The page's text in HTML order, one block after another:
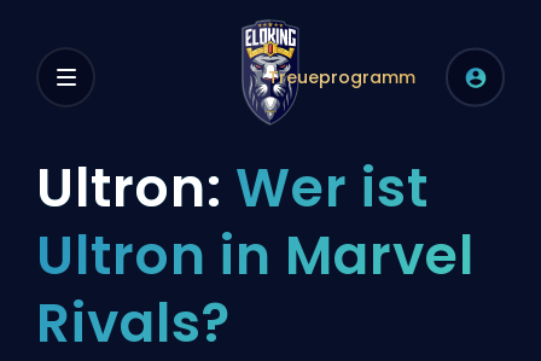
Treueprogramm
Ultron: Wer ist
Ultron in Marvel
Rivals?